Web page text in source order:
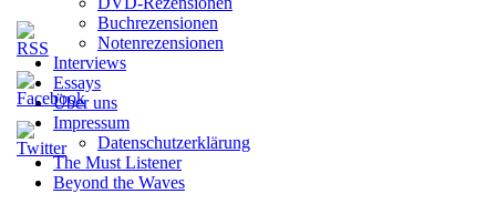
Buchrezensionen
Notenrezensionen
Interviews
Essays
Über uns
Impressum
Datenschutzerklärung
The Must Listener
Beyond the Waves